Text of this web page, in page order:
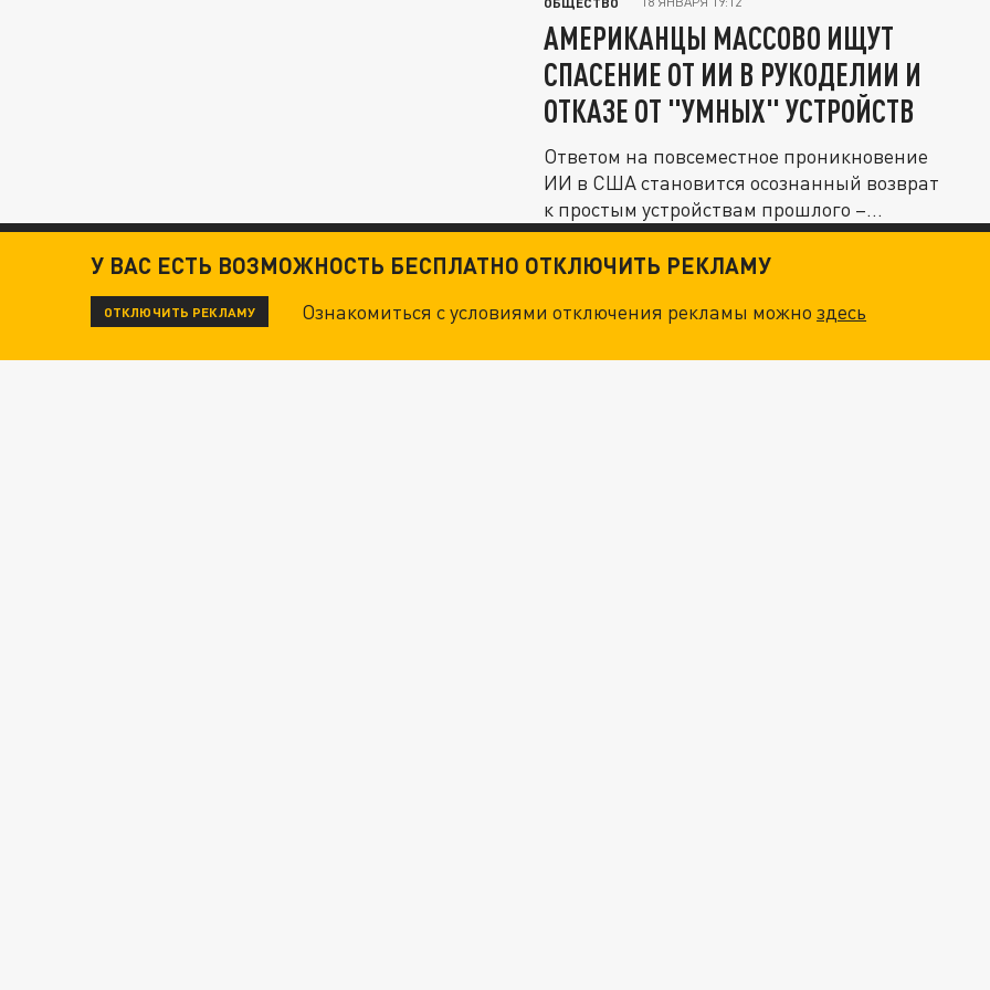
АМЕРИКАНЦЫ МАССОВО ИЩУТ
СПАСЕНИЕ ОТ ИИ В РУКОДЕЛИИ И
ОТКАЗЕ ОТ "УМНЫХ" УСТРОЙСТВ
Ответом на повсеместное проникновение
ИИ в США становится осознанный возврат
к простым устройствам прошлого –...
У ВАС ЕСТЬ ВОЗМОЖНОСТЬ БЕСПЛАТНО ОТКЛЮЧИТЬ РЕКЛАМУ
ОТКЛЮЧИТЬ РЕКЛАМУ Ознакомиться с условиями отключения рекламы можноздесь